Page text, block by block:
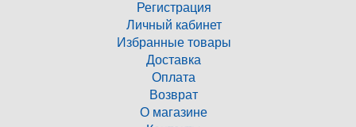
Регистрация
Личный кабинет
Избранные товары
Доставка
Оплата
Возврат
О магазине